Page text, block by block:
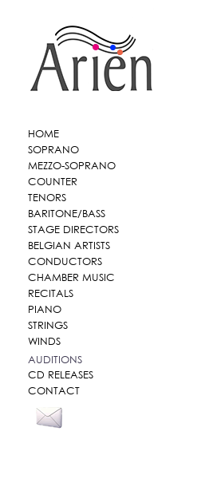
HOME
SOPRANO
MEZZO-SOPRANO
COUNTER
TENORS
BARITONE/BASS
STAGE DIRECTORS
BELGIAN ARTISTS
CONDUCTORS
CHAMBER MUSIC
RECITALS
PIANO
STRINGS
WINDS
AUDITIONS
CD RELEASES
CONTACT